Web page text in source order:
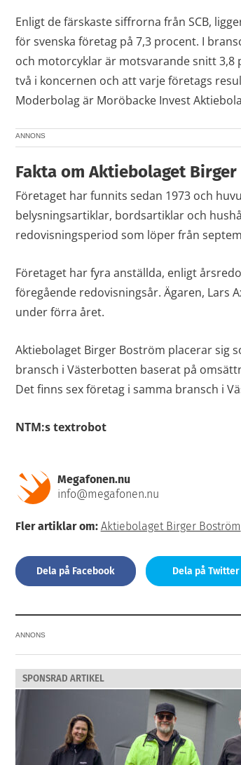
Enligt de färskaste siffrorna från SCB,
för svenska företag på 7,3 procent. I
och motorcyklar är motsvarande snitt
två i koncernen och att varje företags
Moderbolag är Moröbacke Invest
ANNONS
Fakta om Aktiebolaget
Företaget har funnits sedan 1973 och
belysningsartiklar, bordsartiklar och
redovisningsperiod som löper från
Företaget har fyra anställda, enligt
föregående redovisningsår. Ägaren, Lars
under förra året.
Aktiebolaget Birger Boström placerar sig
bransch i Västerbotten baserat på
Det finns sex företag i samma bransch i
NTM:s textrobot
Megafonen.nu
info@megafonen.nu
Fler artiklar om: Aktiebolaget Birger Boström
Dela på Facebook Dela på Twitter
ANNONS
SPONSRAD ARTIKEL